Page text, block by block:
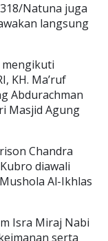
Natuna juga
langsung
KH. Ma’ruf
Abdurachman
Masjid Agung
Chandra
diawali
Al-Ikhlas
Isra Miraj Nabi
serta